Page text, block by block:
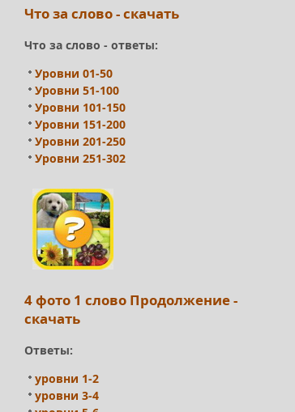
Что за слово - скачать
Что за слово - ответы:
Уровни 01-50
Уровни 51-100
Уровни 101-150
Уровни 151-200
Уровни 201-250
Уровни 251-302
4 фото 1 слово Продолжение -
скачать
Ответы:
уровни 1-2
уровни 3-4